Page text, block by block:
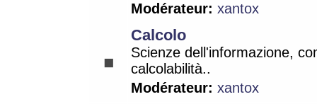
Modérateur: xantox
Calcolo
Scienze dell'informazione,
calcolabilità..
Modérateur: xantox